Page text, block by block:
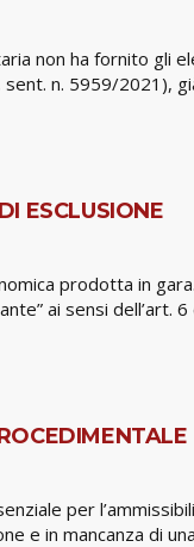
non ha fornito gli
n. 5959/2021),
ESCLUSIONE
prodotta in
ai sensi dell’art.
per
e in mancanza di